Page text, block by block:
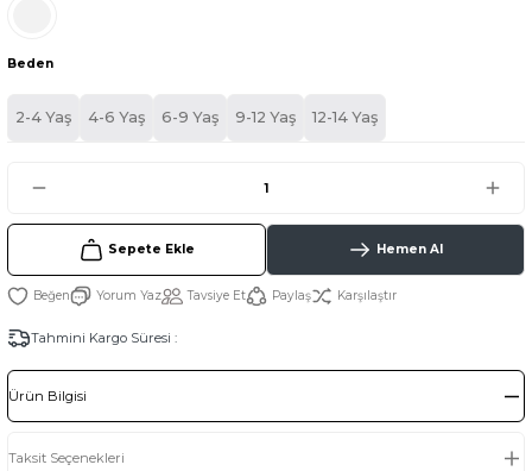
Beden
2-4 Yaş 4-6 Yaş 6-9 Yaş 9-12 Yaş 12-14 Yaş
Sepete Ekle Hemen Al
Yorum Yaz Tavsiye Et Paylaş Karşılaştır
Tahmini Kargo Süresi :
Ürün Bilgisi
Taksit Seçenekleri